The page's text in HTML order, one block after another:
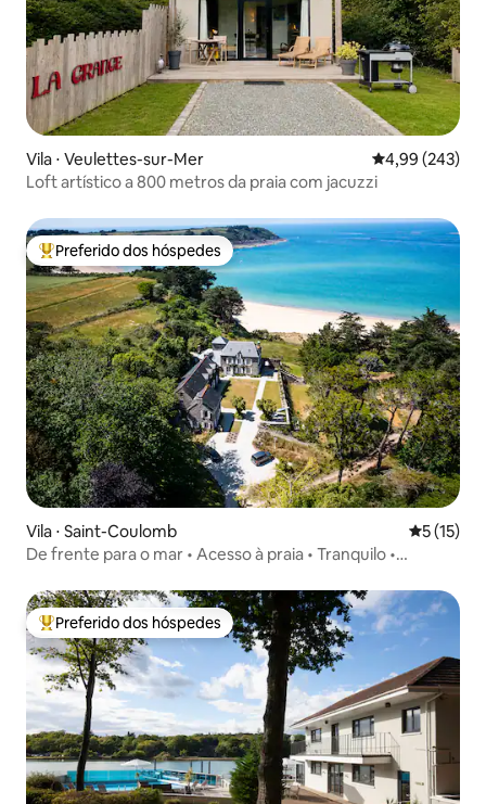
Vila ⋅ Veulettes-sur-Mer 4,99 de uma
4,99 (243)
Loft artístico a 800 metros da praia com jacuzzi
Entre os melhores preferidos dos hóspedes
Preferido dos hóspedes
Vila ⋅ Saint-Coulomb 5 de uma
5 (15)
De frente para o mar • Acesso à praia • Tranquilo •
Entre os melhores preferidos dos hóspedes
Preferido dos hóspedes